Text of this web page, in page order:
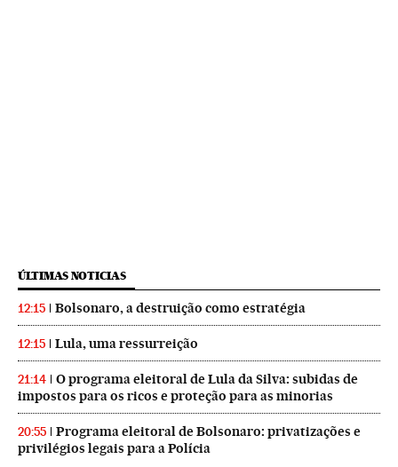
ÚLTIMAS NOTICIAS
12:15 Bolsonaro, a destruição como estratégia
12:15 Lula, uma ressurreição
21:14
O programa eleitoral de Lula da Silva: subidas de
impostos para os ricos e proteção para as minorias
20:55
Programa eleitoral de Bolsonaro: privatizações e
privilégios legais para a Polícia